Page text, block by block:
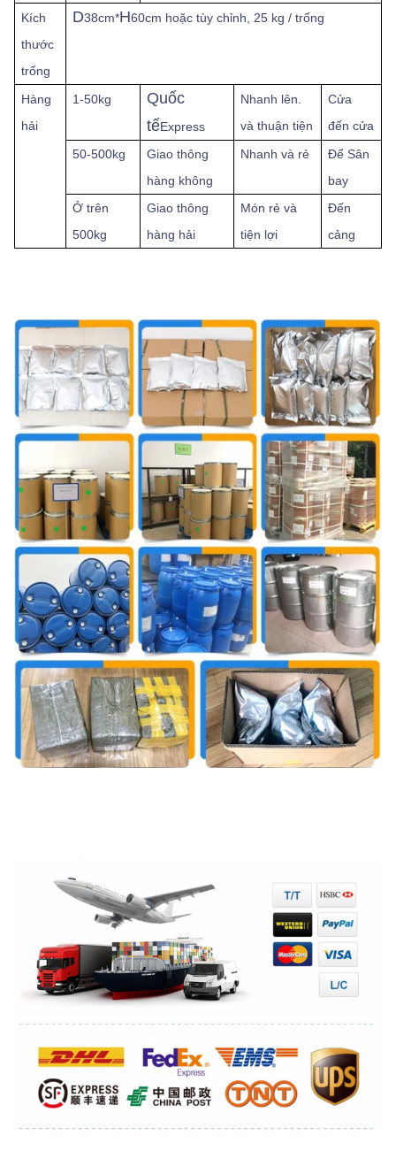
Kích
thước
trống
D38cm*H60cm hoặc tùy chỉnh, 25 kg / trống
Hàng
hải
1-50kg
Quốc
tếExpress
Nhanh lên.
và thuận tiện
Cửa
đến cửa
50-500kg
Giao thông
hàng không
Nhanh và rẻ Để Sân
bay
Ở trên
500kg
Giao thông
hàng hải
Món rẻ và
tiện lợi
Đến
cảng